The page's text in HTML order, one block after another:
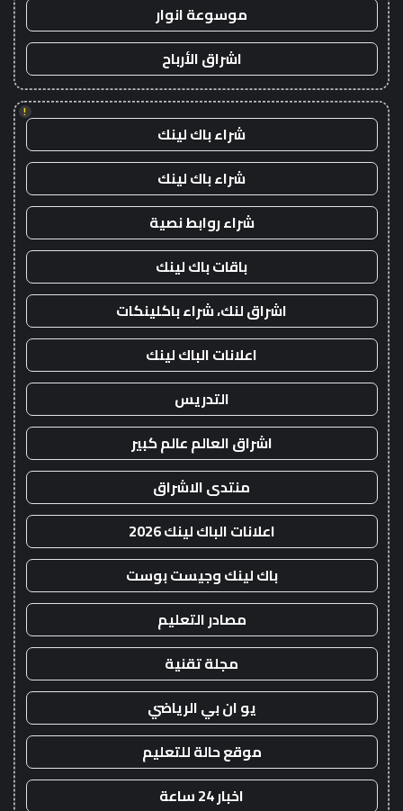
موسوعة انوار
اشراق الأرباح
!
شراء باك لينك
شراء باك لينك
شراء روابط نصية
باقات باك لينك
اشراق لنك، شراء باكلينكات
اعلانات الباك لينك
التدريس
اشراق العالم عالم كبير
منتدى الاشراق
اعلانات الباك لينك 2026
باك لينك وجيست بوست
مصادر التعليم
مجلة تقنية
يو ان بي الرياضي
موقع حالة للتعليم
اخبار 24 ساعة